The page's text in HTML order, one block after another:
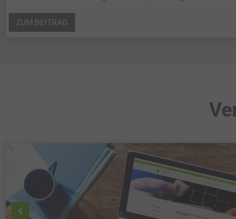
ZUM BEITRAG